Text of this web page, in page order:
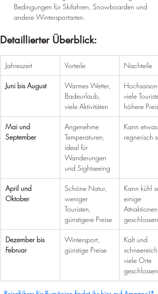
Bedingungen für Skifahren, Snowboarden und
andere Wintersportarten.
Detaillierter Überblick:
Jahreszeit Vorteile Nachteile
Juni bis August
Warmes Wetter,
Badeurlaub,
viele Aktivitäten
Hochsaison,
viele
höhere Preise
Mai und
September
Angenehme
Temperaturen,
ideal für
Wanderungen
und Sightseeing
Kann etwas
regnerisch
April und
Oktober
Schöne Natur,
weniger
Touristen,
günstigere Preise
Kann kühl
einige
Attraktionen
geschlossen
Dezember bis
Februar
Wintersport,
günstige Preise
Kalt und
schneereich,
viele Orte
geschlossen